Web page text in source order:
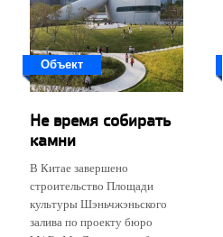
Объект
Не время собирать
камни
В Китае завершено
строительство Площади
культуры Шэньчжэньского
залива по проекту бюро